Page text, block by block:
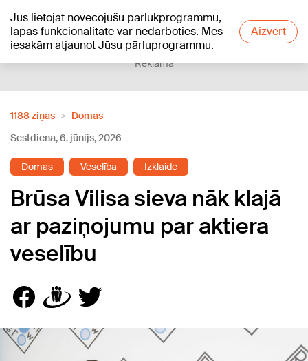
Jūs lietojat novecojušu pārlūkprogrammu,
lapas funkcionalitāte var nedarboties. Mēs
iesakām atjaunot Jūsu pārluprogrammu.
Aizvērt
+19°C
Reklāma
1188 ziņas
Domas
Sestdiena, 6. jūnijs, 2026
Domas Veselība Izklaide
Brūsa Vilisa sieva nāk klajā
ar paziņojumu par aktiera
veselību